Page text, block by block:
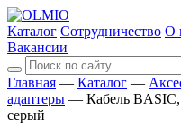
Каталог Сотрудничество О
Вакансии
Главная — Каталог —
адаптеры — Кабель
серый